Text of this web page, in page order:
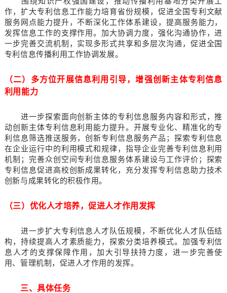
作，扩大专利信息工作能力培育省份规模，促进全国专利文献
服务网点能力提升，不断深化工作体系建设，提高服务能力，
发挥信息工作的支撑作用。加大协调力度，强化沟通协作，进
一步完善交流机制，实现多形式共享和多层次沟通，促进全国
专利信息传播利用工作协调发展。
（二）多方位开展信息利用引导，增强创新主体专利信息
利用能力
进一步探索面向创新主体的专利信息服务内容和形式，推
动创新主体专利信息利用能力提升。开展专业化、精准化的专
利信息筛选推送服务，创新专利信息服务产品；探索专利信息
在企业运行中的利用模式和规律，指导企业完善专利信息利用
机制；完善众创空间专利信息服务体系建设与工作评价；探索
专利信息促进高校创新成果转化，充分发挥专利信息助力技术
创新与成果转化的积极作用。
（三）优化人才培养，促进人才作用发挥
进一步扩大专利信息人才队伍规模，不断优化人才队伍结
构，持续提高人才素质能力，探索分类培养模式。加强专利信
息人才的支撑保障作用，加大引导扶持力度，进一步完善使
用、管理机制，促进人才作用的发挥。
三、具体任务